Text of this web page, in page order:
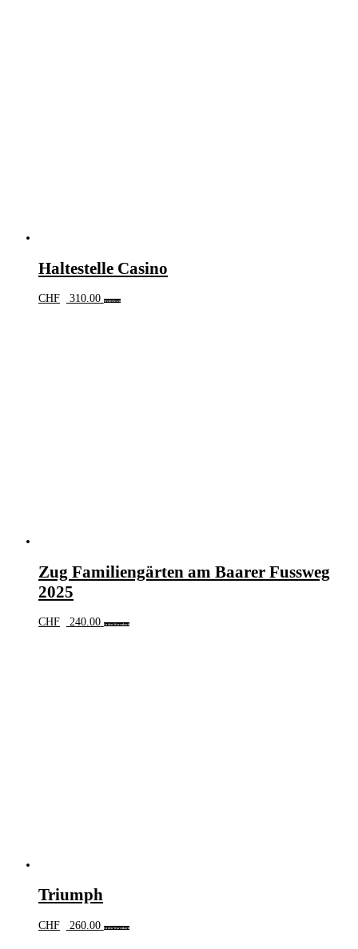
Haltestelle Casino
CHF 310.00 Weiterlesen
Zug Familiengärten am Baarer Fussweg
2025
CHF 240.00 In den Warenkorb
Triumph
CHF 260.00 In den Warenkorb